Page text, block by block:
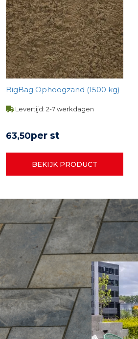
BigBag Ophoogzand (1500 kg)
Levertijd: 2-7 werkdagen
63,50per st
BEKIJK PRODUCT